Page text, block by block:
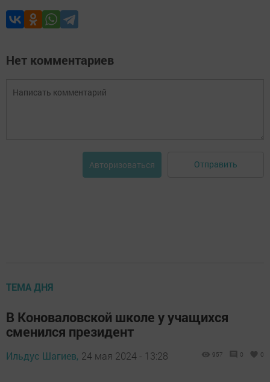
Нет комментариев
Авторизоваться Отправить
ТЕМА ДНЯ
В Коноваловской школе у учащихся
сменился президент
Ильдус Шагиев, 24 мая 2024 - 13:28 957 0 0